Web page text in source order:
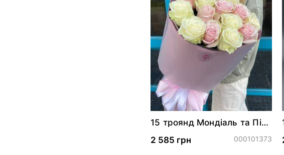
15 троянд Мондіаль та Пінк
2 585 грн
000101373